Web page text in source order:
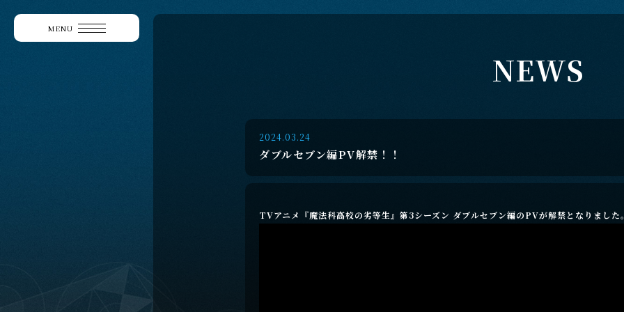
MENU
NEWS
2024.03.24
ダブルセブン編PV解禁！！
TVアニメ『魔法科高校の劣等生』第3シーズン ダブルセブン編のPVが解禁となりました